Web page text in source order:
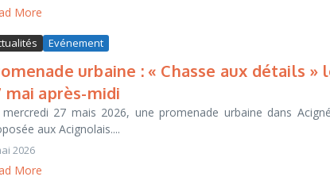
More
Evénement
urbaine : « Chasse aux détails »
mai après-midi
27 mais 2026, une promenade urbaine dans
aux Acignolais....
2026
More